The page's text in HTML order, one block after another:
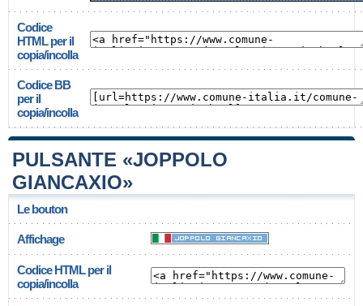
Codice
HTML per il
copia/incolla
Codice BB
per il
copia/incolla
PULSANTE «JOPPOLO
GIANCAXIO»
Le bouton
Affichage
Codice HTML per il
copia/incolla